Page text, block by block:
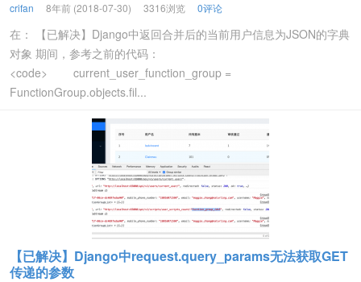
crifan 8年前 (2018-07-30) 3316浏览 0评论
在： 【已解决】Django中返回合并后的当前用户信息为JSON的字典
对象 期间，参考之前的代码：
<code> current_user_function_group =
FunctionGroup.objects.fil...
【已解决】Django中request.query_params无法获取GET
传递的参数